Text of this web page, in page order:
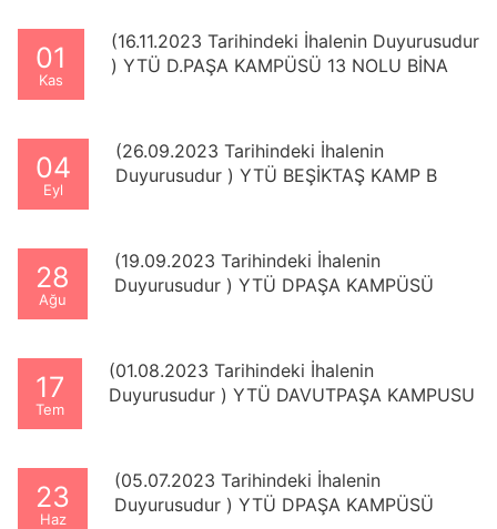
01
Kas
(16.11.2023 Tarihindeki İhalenin Duyurusudur
) YTÜ D.PAŞA KAMPÜSÜ 13 NOLU BİNA
ELEKTRİK PROJELERiNiN HAZIRLANMASI
HİZMET ALIM İŞİ
04
Eyl
(26.09.2023 Tarihindeki İhalenin
Duyurusudur ) YTÜ BEŞİKTAŞ KAMP B
28
Ağu
(19.09.2023 Tarihindeki İhalenin
Duyurusudur ) YTÜ DPAŞA KAMPÜSÜ
17
Tem
(01.08.2023 Tarihindeki İhalenin
Duyurusudur ) YTÜ DAVUTPAŞA KAMPUSU
İŞİ
23
Haz
(05.07.2023 Tarihindeki İhalenin
Duyurusudur ) YTÜ DPAŞA KAMPÜSÜ